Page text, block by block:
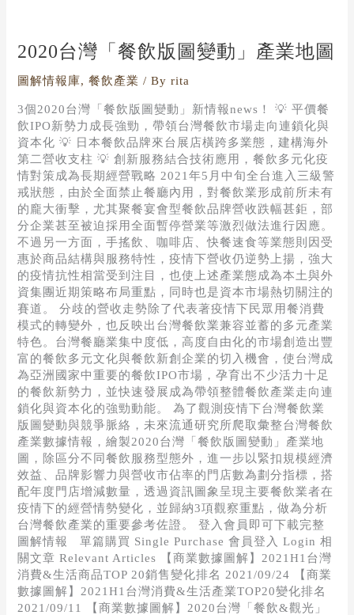
2020台灣「餐飲版圖變動」產業地圖
圖解情報庫,餐飲產業 / Byrita
3個2020台灣「餐飲版圖變動」新情報news！ 💡 平價餐
飲IPO新勢力成長強勁，帶領台灣餐飲市場走向連鎖化與
資本化 💡 日本餐飲品牌來台展店橫跨多業態，建構海外
第二營收支柱 💡 創新服務結合技術應用，餐飲多元化疫
情對策成為長期經營戰略 2021年5月中旬全台進入三級警
戒狀態，由於全面禁止餐廳內用，對餐飲業形成前所未有
的龐大衝擊，尤其聚餐宴會型餐飲品牌營收跌幅甚鉅，部
分企業甚至被迫採用全面暫停營業等激烈做法進行因應。
不過另一方面，手搖飲、咖啡店、快餐速食等業態則因受
惠於商品結構與服務特性，疫情下營收仍逆勢上揚，強大
的疫情抗性相當受到注目，也使上述產業態成為本土與外
資集團近期策略布局重點，同時也是資本市場熱切關注的
賽道。 分歧的營收走勢除了代表著疫情下民眾用餐消費
模式的轉變外，也反映出台灣餐飲業兼容並蓄的多元產業
特色。台灣餐廳業集中度低，高度自由化的市場創造出豐
富的餐飲多元文化與餐飲新創企業的切入機會，使台灣成
為亞洲國家中重要的餐飲IPO市場，孕育出不少活力十足
的餐飲新勢力，並快速發展成為帶領整體餐飲產業走向連
鎖化與資本化的強勁動能。 為了觀測疫情下台灣餐飲業
版圖變動與競爭脈絡，未來流通研究所爬取彙整台灣餐飲
產業數據情報，繪製2020台灣「餐飲版圖變動」產業地
圖，除區分不同餐飲服務型態外，進一步以緊扣規模經濟
效益、品牌影響力與營收市佔率的門店數為劃分指標，搭
配年度門店增減數量，透過資訊圖象呈現主要餐飲業者在
疫情下的經營情勢變化，並歸納3項觀察重點，做為分析
台灣餐飲產業的重要參考佐證。 登入會員即可下載完整
圖解情報 單篇購買 Single Purchase 會員登入 Login 相
關文章 Relevant Articles 【商業數據圖解】2021H1台灣
消費&生活商品TOP 20銷售變化排名 2021/09/24 【商業
數據圖解】2021H1台灣消費&生活產業TOP20變化排名
2021/09/11 【商業數據圖解】2020台灣「餐飲&觀光」
灣
飲
圖
變
動」
產
業
地
圖